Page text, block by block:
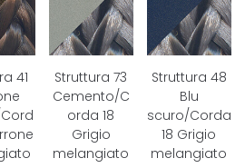
41
Struttura 73
Cemento/C
orda 18
Grigio
melangiato
Struttura 48
Blu
scuro/Corda
18 Grigio
melangiato